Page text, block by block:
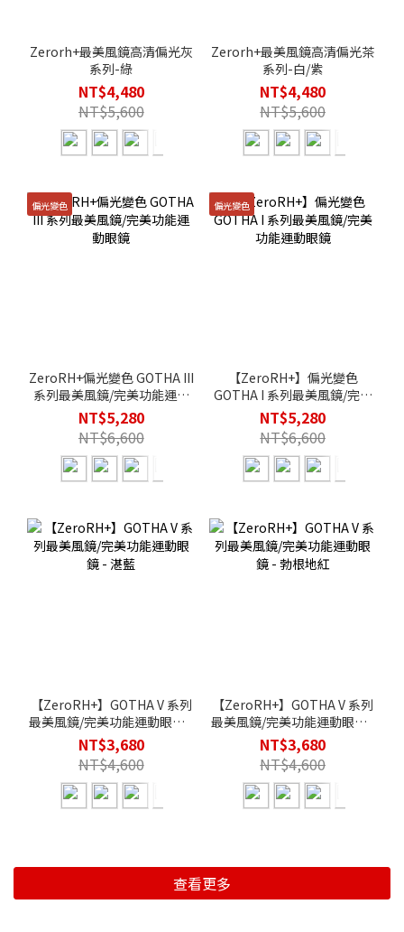
Zerorh+最美風鏡高清偏光灰
系列-綠
NT$4,480
NT$5,600
Zerorh+最美風鏡高清偏光茶
系列-白/紫
NT$4,480
NT$5,600
偏光變色
ZeroRH+偏光變色 GOTHA III
系列最美風鏡/完美功能運動
眼鏡
NT$5,280
NT$6,600
偏光變色
【ZeroRH+】偏光變色
GOTHA I 系列最美風鏡/完美
功能運動眼鏡
NT$5,280
NT$6,600
【ZeroRH+】GOTHA V 系列
最美風鏡/完美功能運動眼鏡 -
湛藍
NT$3,680
NT$4,600
【ZeroRH+】GOTHA V 系列
最美風鏡/完美功能運動眼鏡 -
勃根地紅
NT$3,680
NT$4,600
查看更多